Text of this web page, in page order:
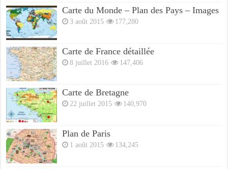
Carte du Monde – Plan des Pays – Images
3 août 2015 177,280
Carte de France détaillée
8 juillet 2016 147,406
Carte de Bretagne
22 juillet 2015 140,970
Plan de Paris
1 août 2015 134,245